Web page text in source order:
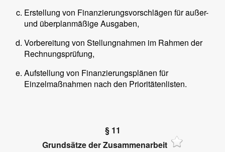
Erstellung von Finanzierungsvorschlägen für außer-
und überplanmäßige Ausgaben,
Vorbereitung von Stellungnahmen im Rahmen der
Rechnungsprüfung,
Aufstellung von Finanzierungsplänen für
Einzelmaßnahmen nach den Prioritätenlisten.
§ 11
Grundsätze der Zusammenarbeit